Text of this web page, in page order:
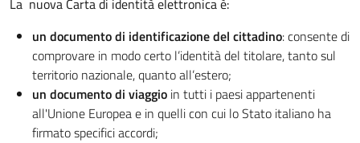
La nuova Carta di identità elettronica è:
un documento di identificazione del cittadino: consente di
comprovare in modo certo l’identità del titolare, tanto sul
territorio nazionale, quanto all’estero;
un documento di viaggio in tutti i paesi appartenenti
all'Unione Europea e in quelli con cui lo Stato italiano ha
firmato specifici accordi;